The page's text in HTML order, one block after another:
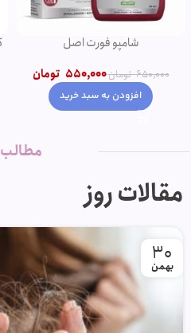
شامپو روغن آرگان
790,000 تومان750,000 تومان
افزودن به سبد خرید
مطالب
مقالات روز
30
بهمن